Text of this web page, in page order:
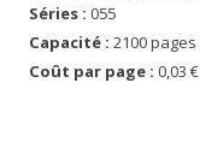
Séries : 055
Capacité : 2100 pages
Coût par page : 0,03 €